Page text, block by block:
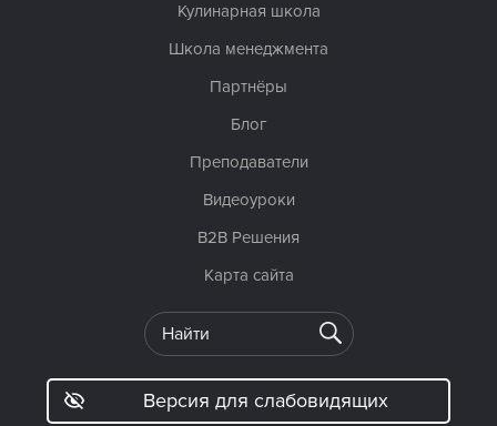
Кулинарная школа
Школа менеджмента
Партнёры
Блог
Преподаватели
Видеоуроки
B2B Решения
Карта сайта
Версия для слабовидящих